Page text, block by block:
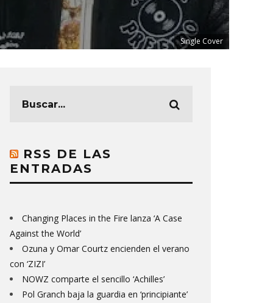
Single Cover
RSS DE LAS
ENTRADAS
Changing Places in the Fire lanza ‘A Case
Against the World’
Ozuna y Omar Courtz encienden el verano
con ‘ZIZI’
NOWZ comparte el sencillo ‘Achilles’
Pol Granch baja la guardia en ‘principiante’